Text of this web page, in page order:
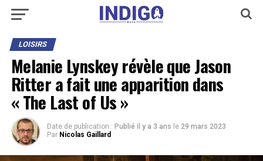
LOISIRS
Melanie Lynskey révèle que Jason
Ritter a fait une apparition dans
« The Last of Us »
Date de publication : Publié il y a 3 ans le 29 mars 2023
Par Nicolas Gaillard